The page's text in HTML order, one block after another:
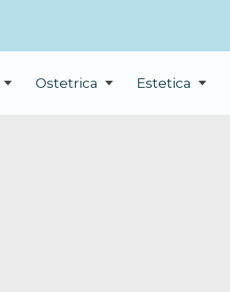
Ostetrica Estetica